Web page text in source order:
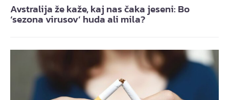
Avstralija že kaže, kaj nas čaka jeseni: Bo
‘sezona virusov’ huda ali mila?